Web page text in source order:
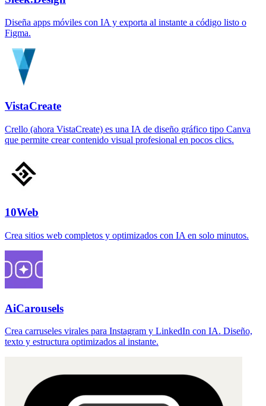
Diseña apps móviles con IA y exporta al instante a código listo o
Figma.
VistaCreate
Crello (ahora VistaCreate) es una IA de diseño gráfico tipo Canva
que permite crear contenido visual profesional en pocos clics.
10Web
Crea sitios web completos y optimizados con IA en solo minutos.
AiCarousels
Crea carruseles virales para Instagram y LinkedIn con IA. Diseño,
texto y estructura optimizados al instante.